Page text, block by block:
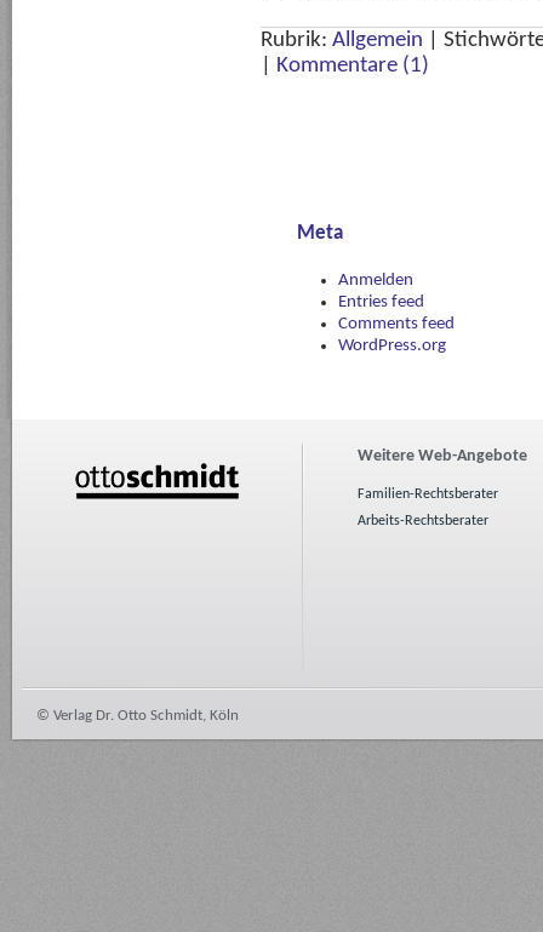
Rubrik: Allgemein
Kommentare (1)
Meta
Anmelden
Entries feed
Comments feed
WordPress.org
Weitere Web-Angebote
Familien-Rechtsberater
Arbeits-Rechtsberater
© Verlag Dr. Otto Schmidt, Köln